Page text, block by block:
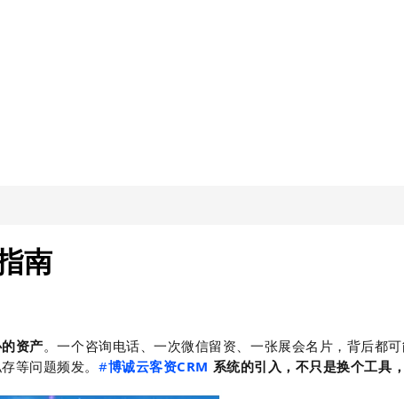
南
资产。一个咨询电话、一次微信留资、一张展会名片，背后都
等问题频发。#博诚云客资CRM 系统的引入，不只是换个工具